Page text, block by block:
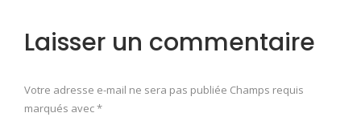
Laisser un commentaire
Votre adresse e-mail ne sera pas publiée Champs requis
marqués avec*